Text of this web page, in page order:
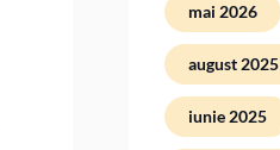
mai 2026
august 2025
iunie 2025